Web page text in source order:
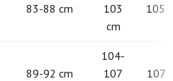
83-88 cm
103
cm
105
89-92 cm
104-
107
107